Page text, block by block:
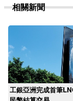
相關新聞
工銀亞洲完成首筆